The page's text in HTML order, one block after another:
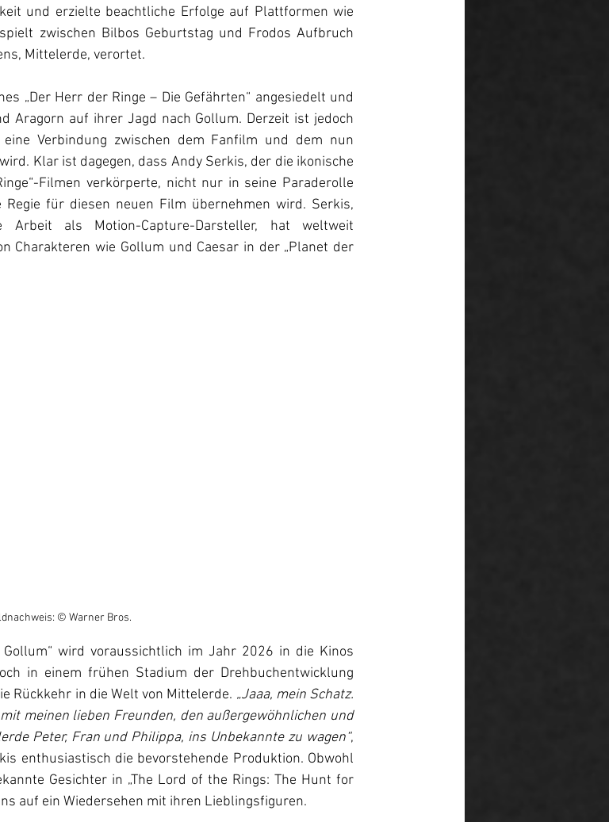
und erzielte beachtliche Erfolge auf Plattformen wie
zwischen Bilbos Geburtstag und Frodos Aufbruch
Mittelerde, verortet.
„Der Herr der Ringe – Die Gefährten“ angesiedelt und
Aragorn auf ihrer Jagd nach Gollum. Derzeit ist jedoch
Verbindung zwischen dem Fanfilm und dem nun
Klar ist dagegen, dass Andy Serkis, der die ikonische
Filmen verkörperte, nicht nur in seine Paraderolle
für diesen neuen Film übernehmen wird. Serkis,
Arbeit als Motion-Capture-Darsteller, hat weltweit
Charakteren wie Gollum und Caesar in der „Planet der
© Warner Bros.
wird voraussichtlich im Jahr 2026 in die Kinos
in einem frühen Stadium der Drehbuchentwicklung
Rückkehr in die Welt von Mittelerde. „Jaaa, mein Schatz.
meinen lieben Freunden, den außergewöhnlichen und
Peter, Fran und Philippa, ins Unbekannte zu wagen“,
enthusiastisch die bevorstehende Produktion. Obwohl
Gesichter in „The Lord of the Rings: The Hunt for
auf ein Wiedersehen mit ihren Lieblingsfiguren.